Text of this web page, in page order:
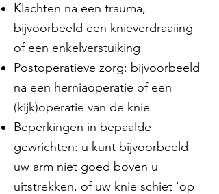
Klachten na een trauma,
bijvoorbeeld een knieverdraaiing
of een enkelverstuiking
Postoperatieve zorg: bijvoorbeeld
na een herniaoperatie of een
(kijk)operatie van de knie
Beperkingen in bepaalde
gewrichten: u kunt bijvoorbeeld
uw arm niet goed boven u
uitstrekken, of uw knie schiet 'op